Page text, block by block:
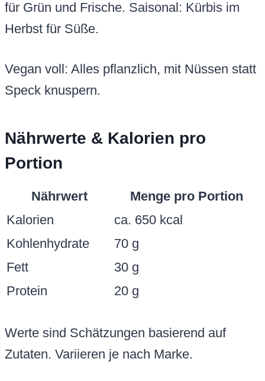
für Grün und Frische. Saisonal: Kürbis im
Herbst für Süße.
Vegan voll: Alles pflanzlich, mit Nüssen statt
Speck knuspern.
Nährwerte & Kalorien pro
Portion
Nährwert
Menge pro Portion
Kalorien
ca. 650 kcal
Kohlenhydrate
70 g
Fett
30 g
Protein
20 g
Werte sind Schätzungen basierend auf
Zutaten. Variieren je nach Marke.